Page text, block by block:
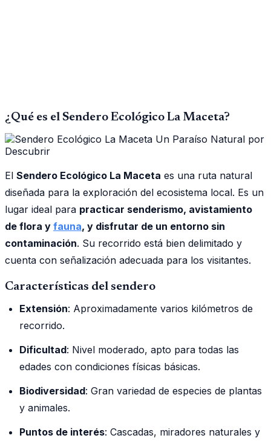
¿Qué es el Sendero Ecológico La Maceta?
El Sendero Ecológico La Maceta es una ruta natural
diseñada para la exploración del ecosistema local. Es un
lugar ideal para practicar senderismo, avistamiento
de flora y fauna, y disfrutar de un entorno sin
contaminación. Su recorrido está bien delimitado y
cuenta con señalización adecuada para los visitantes.
Características del sendero
Extensión: Aproximadamente varios kilómetros de
recorrido.
Dificultad: Nivel moderado, apto para todas las
edades con condiciones físicas básicas.
Biodiversidad: Gran variedad de especies de plantas
y animales.
Puntos de interés: Cascadas, miradores naturales y